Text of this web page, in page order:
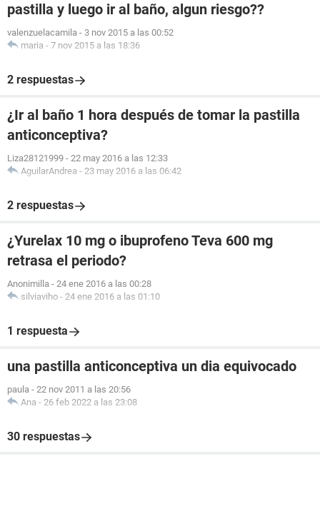
pastilla y luego ir al baño, algun riesgo??
valenzuelacamila - 3 nov 2015 a las 00:52
maria - 7 nov 2015 a las 18:36
2 respuestas
¿Ir al baño 1 hora después de tomar la pastilla
anticonceptiva?
Liza28121999 - 22 may 2016 a las 12:33
AguilarAndrea - 23 may 2016 a las 06:42
2 respuestas
¿Yurelax 10 mg o ibuprofeno Teva 600 mg
retrasa el periodo?
Anonimilla - 24 ene 2016 a las 00:28
silviaviho - 24 ene 2016 a las 01:10
1 respuesta
una pastilla anticonceptiva un dia equivocado
paula - 22 nov 2011 a las 20:56
Ana - 26 feb 2022 a las 23:08
30 respuestas